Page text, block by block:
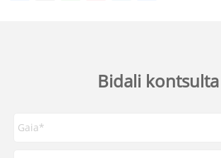
Bidali kontsulta